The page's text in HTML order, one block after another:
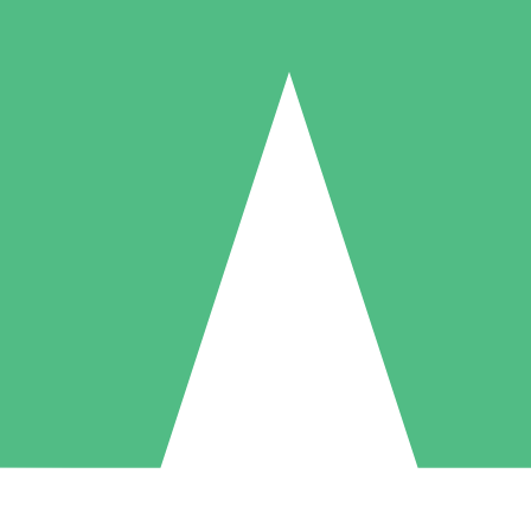
Individuella Kreditpaket
per användning med nedladdningskrediter. Inget månatligt åtagande
5 Nedladdningar
US$